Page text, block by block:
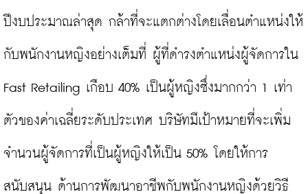
ปีงบประมาณล่าสุด กล้าที่จะแตกต่างโดยเลื่อนตำแหน่งให้
กับพนักงานหญิงอย่างเต็มที่ ผู้ที่ดำรงตำแหน่งผู้จัดการใน
Fast Retailing เกือบ 40% เป็นผู้หญิงซึ่งมากกว่า 1 เท่า
ตัวของค่าเฉลี่ยระดับประเทศ บริษัทมีเป้าหมายที่จะเพิ่ม
จำนวนผู้จัดการที่เป็นผู้หญิงให้เป็น 50% โดยให้การ
สนับสนุน ด้านการพัฒนาอาชีพกับพนักงานหญิงด้วยวิธี